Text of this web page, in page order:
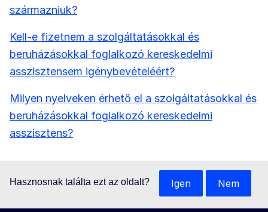
származniuk?
Kell-e fizetnem a szolgáltatásokkal és
beruházásokkal foglalkozó kereskedelmi
asszisztensem igénybevételéért?
Milyen nyelveken érhető el a szolgáltatásokkal és
beruházásokkal foglalkozó kereskedelmi
asszisztens?
Hasznosnak találta ezt az oldalt? Igen Nem